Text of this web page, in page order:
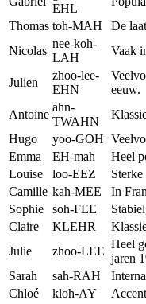
EHL
Thomas toh-MAH
De
Nicolas
nee-koh-
LAH
Vaak
Julien
zhoo-lee-
EHN
eeuw.
Antoine
ahn-
TWAHN
Hugo
yoo-GOH
Emma
EH-mah
Heel
Louise
loo-EEZ
Camille kah-MEE
In
Sophie
soh-FEE
Claire
KLEHR
Julie
zhoo-LEE
Heel
jaren
Sarah
sah-RAH
Chloé
kloh-AY